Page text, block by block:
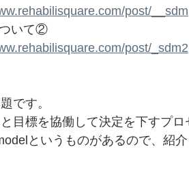
post/__sdm
いて②
post/_sdm2
です。
目標を協働して決定を下すプ
というものがあるので、紹